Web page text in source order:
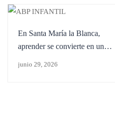
En Santa María la Blanca,
aprender se convierte en una
junio 29, 2026